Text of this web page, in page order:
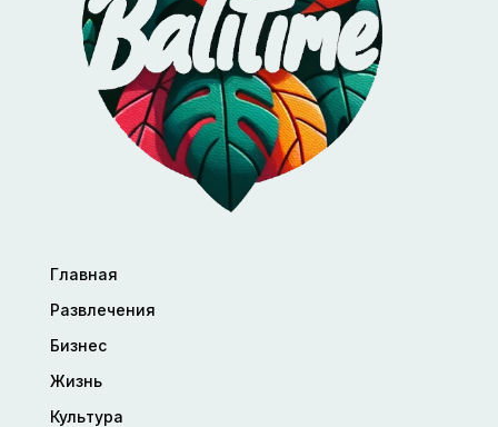
Главная
Развлечения
Бизнес
Жизнь
Культура